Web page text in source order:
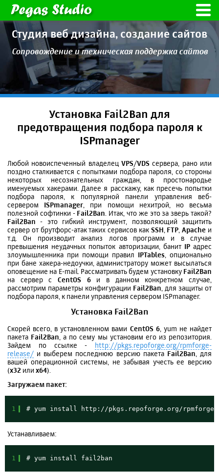
Студия веб дизайна, создание сайтов
Сопровождение и техническая поддержка сайтов
Установка Fail2Ban для
предотвращения подбора пароля к
ISPmanager
Любой новоиспеченный владелец VPS/VDS сервера, рано или
поздно сталкивается с попытками подбора пароля, со стороны
некоторых несознательных граждан, в простонародье
именуемых хакерами. Далее я расскажу, как пресечь попытки
подбора пароля, к популярной панели управления веб-
сервером ISPmanager , при помощи нехитрой, но весьма
полезной софтинки - Fail2Ban . Итак, что же это за зверь такой?
Fail2Ban - это гибкий инструмент, позволяющий защитить
сервер от брутфорс-атак таких сервисов как SSH FTP ,Apache и
т.д. Он производит анализ логов программ и в случае
превышения неудачных попыток авторизации, банит IPадрес
злоумышленника при помощи правил IPTables , опционально
при бане хакера-недоучки, администратору может высылаться
оповещение на E-mail. Рассматривать будем установку Fail2Ban
на сервер с CentOS 6и в данном конкретном случае,
рассмотрим параметры конфигурации Fail2Ban , для защиты от
подбора пароля, к панели управления сервером ISPmanager.
Установка Fail2Ban
Скорей всего, в установленном вами CentOS 6, yum не найдет
пакета Fail2Ban , а по сему мы установим его из репозитория.
Зайдем по ссылке - http://pkgs.repoforge.org/rpmforge-
release/ и выберем последнюю версию пакета Fail2Ban , для
вашей операционной системы, не забывая учесть ее версию
(x32 или х64).
Загружаем пакет:
1 # yum install http://pkgs.repoforge.org/
Устанавливаем:
1 # yum install fail2ban